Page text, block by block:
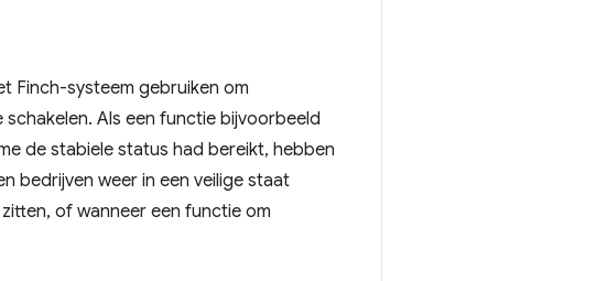
Finch-systeem gebruiken om
Als een functie bijvoorbeeld
de stabiele status had bereikt, hebben
bedrijven weer in een veilige staat
of wanneer een functie om